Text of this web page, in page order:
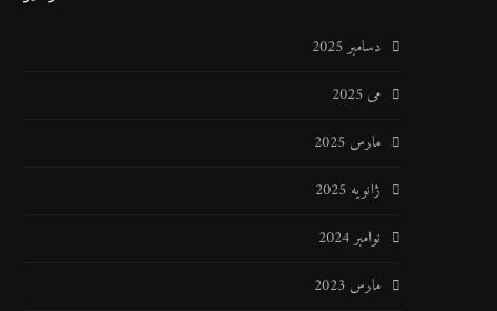
دسامبر 2025
می 2025
مارس 2025
ژانویه 2025
نوامبر 2024
مارس 2023